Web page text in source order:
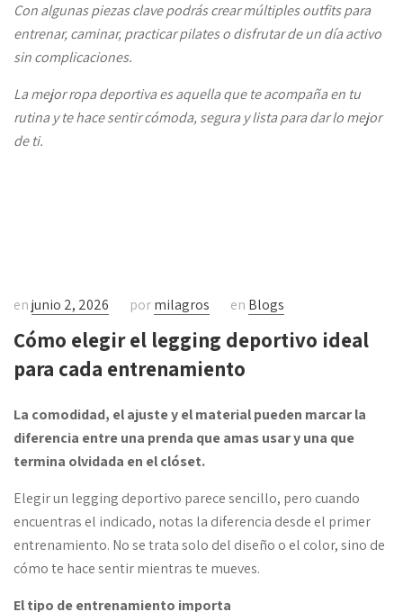
Con algunas piezas clave podrás crear múltiples outfits para
entrenar, caminar, practicar pilates o disfrutar de un día activo
sin complicaciones.
La mejor ropa deportiva es aquella que te acompaña en tu
rutina y te hace sentir cómoda, segura y lista para dar lo mejor
de ti.
enjunio 2, 2026 pormilagros en Blogs
Cómo elegir el legging deportivo ideal
para cada entrenamiento
La comodidad, el ajuste y el material pueden marcar la
diferencia entre una prenda que amas usar y una que
termina olvidada en el clóset.
Elegir un legging deportivo parece sencillo, pero cuando
encuentras el indicado, notas la diferencia desde el primer
entrenamiento. No se trata solo del diseño o el color, sino de
cómo te hace sentir mientras te mueves.
El tipo de entrenamiento importa